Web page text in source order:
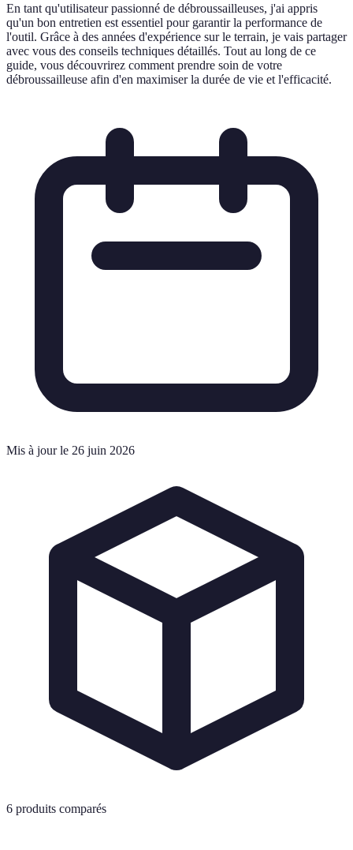
En tant qu'utilisateur passionné de débroussailleuses, j'ai appris
qu'un bon entretien est essentiel pour garantir la performance de
l'outil. Grâce à des années d'expérience sur le terrain, je vais partager
avec vous des conseils techniques détaillés. Tout au long de ce
guide, vous découvrirez comment prendre soin de votre
débroussailleuse afin d'en maximiser la durée de vie et l'efficacité.
Mis à jour le 26 juin 2026
6 produits comparés